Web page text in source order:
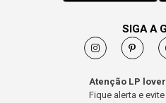
SIGA A
Atenção LP
Fique alerta e